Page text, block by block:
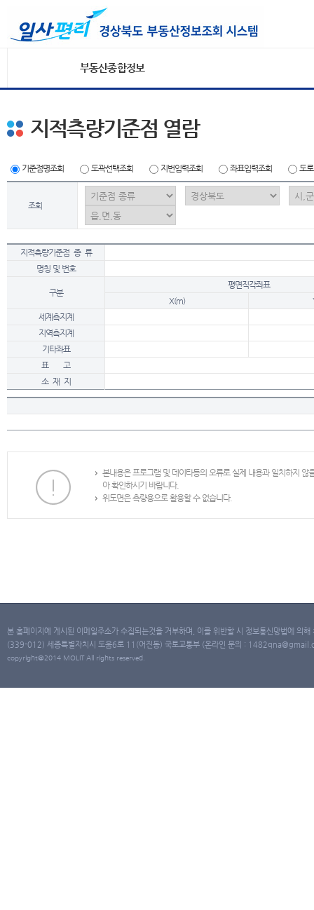
부동산종합정보
지적측량기준점 열람
기준점명조회 도곽선택조회 지번입력조회 좌표입력조회 도
조회
지적측량기준점 종 류
명칭 및 번호
구분
평면직각좌표
X(m)
세계측지계
지역측지계
기타좌표
표 고
소 재 지
본내용은 프로그램 및 데이타등의 오류로 실제 내용과 일치하지
아 확인하시기 바랍니다.
위도면은 측량용으로 활용할 수 없습니다.
본 홈페이지에 게시된 이메일주소가 수집되는것을 거부하며, 이를 위반할 시 정보통신망법에 의
(339-012) 세종특별자치시 도움6로 11(어진동) 국토교통부 (온라인 문의 :
copyright@2014 MOLIT All rights reserved.